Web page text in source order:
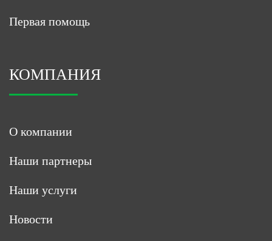
Первая помощь
КОМПАНИЯ
О компании
Наши партнеры
Наши услуги
Новости